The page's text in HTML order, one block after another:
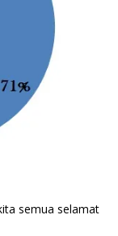
semua selamat